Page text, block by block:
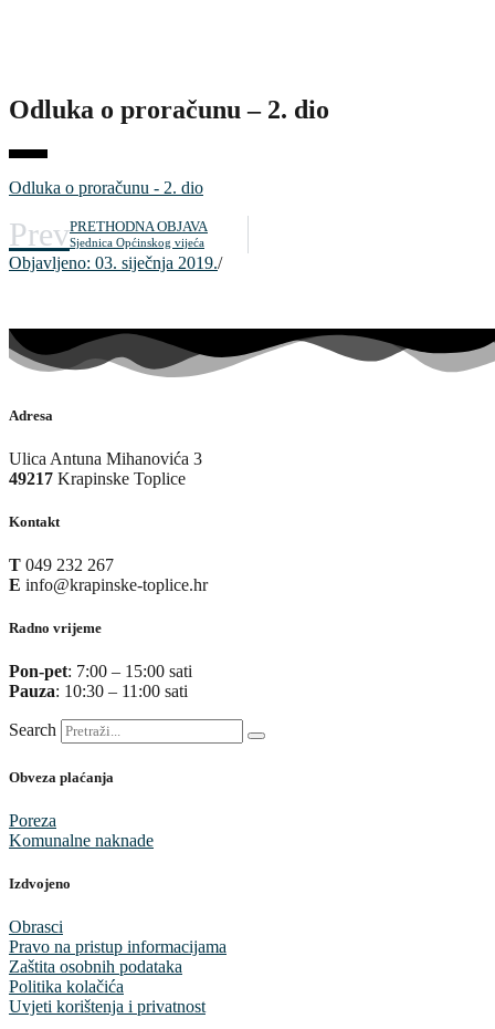
Odluka o proračunu – 2. dio
Odluka o proračunu - 2. dio
PrevPRETHODNA OBJAVA
Sjednica Općinskog vijeća
Objavljeno: 03. siječnja 2019./
Adresa
Ulica Antuna Mihanovića 3
49217 Krapinske Toplice
Kontakt
T 049 232 267
E info@krapinske-toplice.hr
Radno vrijeme
Pon-pet: 7:00 – 15:00 sati
Pauza: 10:30 – 11:00 sati
Search
Obveza plaćanja
Poreza
Komunalne naknade
Izdvojeno
Obrasci
Pravo na pristup informacijama
Zaštita osobnih podataka
Politika kolačića
Uvjeti korištenja i privatnost